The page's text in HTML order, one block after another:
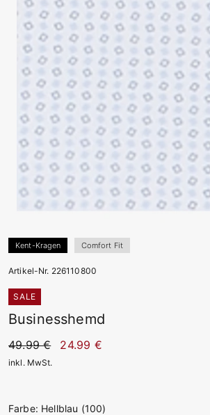
Kent-Kragen Comfort Fit
Artikel-Nr. 226110800
SALE
Businesshemd
49.99 € 24.99 €
inkl. MwSt.
Farbe: Hellblau (100)